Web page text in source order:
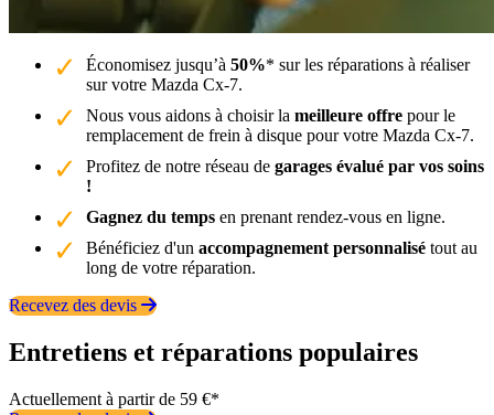
Économisez jusqu’à 50%* sur les réparations à réaliser
sur votre Mazda Cx-7.
Nous vous aidons à choisir la meilleure offre pour le
remplacement de frein à disque pour votre Mazda Cx-7.
Profitez de notre réseau de garages évalué par vos soins
!
Gagnez du temps en prenant rendez-vous en ligne.
Bénéficiez d'un accompagnement personnalisé tout au
long de votre réparation.
Recevez des devis
Entretiens et réparations populaires
Actuellement à partir de 59 €*